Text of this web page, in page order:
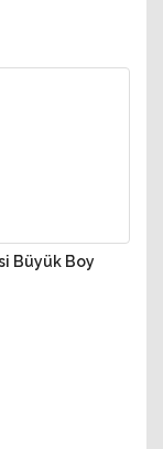
Büyük Boy